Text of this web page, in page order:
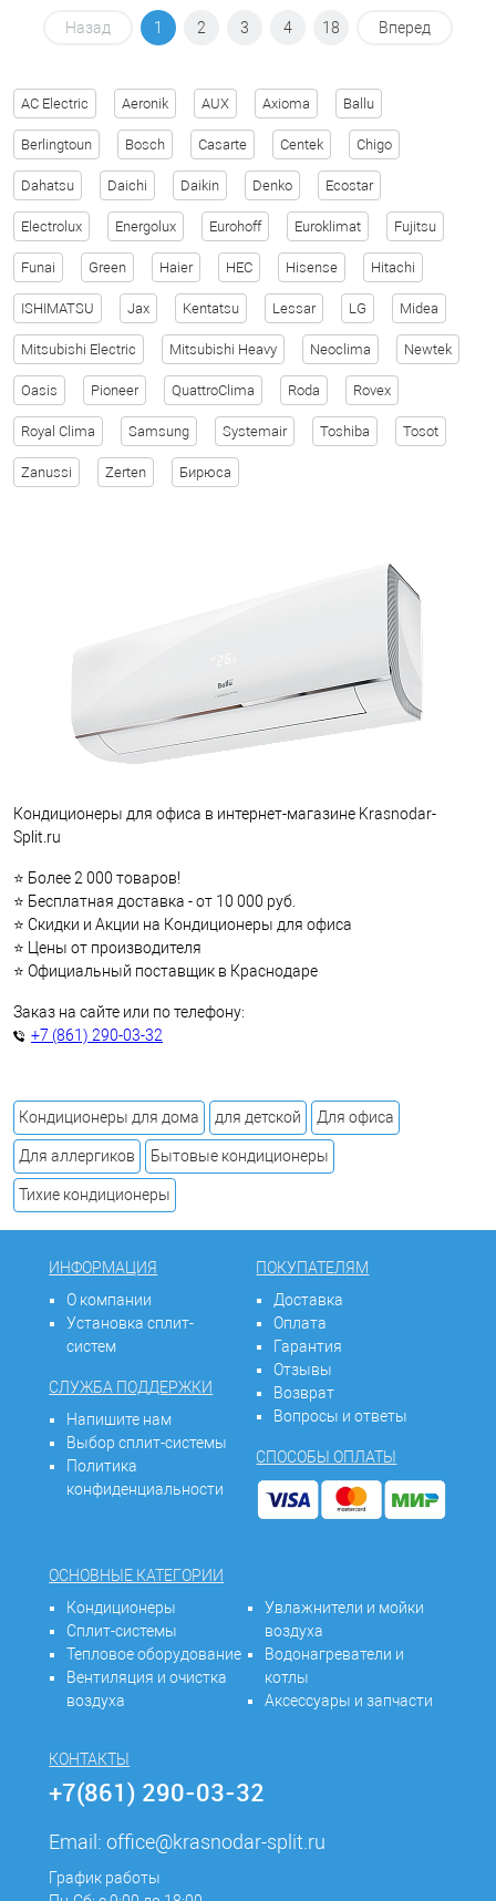
AC Electric Aeronik AUX Axioma Ballu
Berlingtoun Bosch Casarte Centek Chigo
Dahatsu Daichi Daikin Denko Ecostar
Electrolux Energolux Eurohoff Euroklimat Fujitsu
Funai Green Haier HEC Hisense Hitachi
ISHIMATSU Jax Kentatsu Lessar LG Midea
Mitsubishi Electric Mitsubishi Heavy Neoclima Newtek
Oasis Pioneer QuattroClima Roda Rovex
Royal Clima Samsung Systemair Toshiba Tosot
Zanussi Zerten Бирюса
Назад 1 2 3 4 18 Вперед
Кондиционеры для офиса в интернет-магазине Krasnodar-
Split.ru
⭐ Более 2 000 товаров!
⭐ Бесплатная доставка - от 10 000 руб.
⭐ Скидки и Акции на Кондиционеры для офиса
⭐ Цены от производителя
⭐ Официальный поставщик в Краснодаре
Заказ на сайте или по телефону:
+7 (861) 290-03-32
Кондиционеры для дома для детской Для офиса
Для аллергиков Бытовые кондиционеры
Тихие кондиционеры
ИНФОРМАЦИЯ
О компании
Установка сплит-
систем
СЛУЖБА ПОДДЕРЖКИ
Напишите нам
Выбор сплит-системы
Политика
конфиденциальности
ПОКУПАТЕЛЯМ
Доставка
Оплата
Гарантия
Отзывы
Возврат
Вопросы и ответы
СПОСОБЫ ОПЛАТЫ
ОСНОВНЫЕ КАТЕГОРИИ
Кондиционеры
Сплит-системы
Тепловое оборудование
Вентиляция и очистка
воздуха
Увлажнители и мойки
воздуха
Водонагреватели и
котлы
Аксессуары и запчасти
КОНТАКТЫ
+7(861) 290-03-32
Email:office@krasnodar-split.ru
График работы